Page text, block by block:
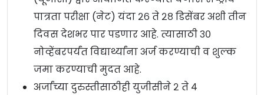
पात्रता परीक्षा (नेट) यंदा २६ ते २८ डिसेंबर अशी तीन
दिवस देशभर पार पडणार आहे. त्यासाठी ३०
नोव्हेंबरपर्यंत विद्यार्थ्यांना अर्ज करण्याची व शुल्क
जमा करण्याची मुदत आहे.
अर्जांच्या दुरुस्तीसाठीही युजीसीने २ ते ४